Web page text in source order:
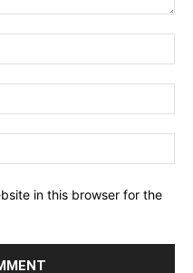
in this browser for the